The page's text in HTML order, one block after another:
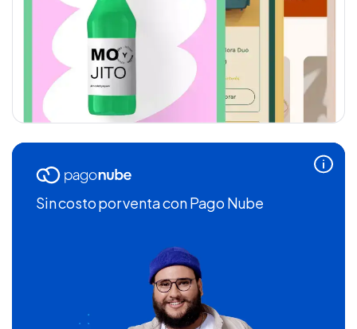
Sin costo por ventacon Pago Nube